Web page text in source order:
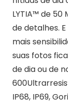
LYTIA™ de 50
de detalhes.
mais
suas fotos
de dia ou de
IP68, IP69,